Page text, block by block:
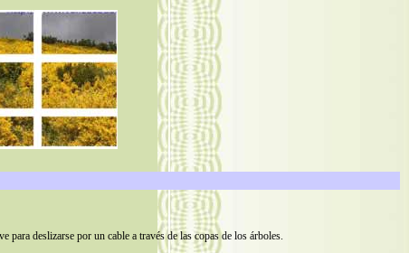
deslizarse por un cable a través de las copas de los árboles.